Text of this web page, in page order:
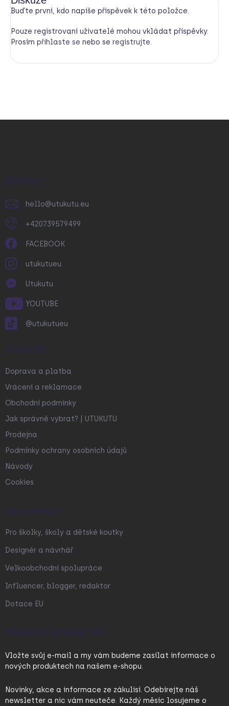
Buďte první, kdo napíše příspěvek k této položce.
Pouze registrovaní uživatelé mohou vkládat příspěvky.
Prosím přihlaste se nebo se registrujte.
KONTAKT
hello@utukutu.eu
+420739579499
FACEBOOK
utukutueu
Utukutu
YOUTUBE
@utukutueu
O NÁKUPU
Doprava a platba
Vrácení a reklamace
Obchodní podmínky
Jak správně vybrat? | UTUKUTU
Prodejna
Podmínky ochrany osobních údajů
Návody
Cookies
SPOLUPRÁCE
Pro školky, školy a dětské koutky
Designér a návrhář
Velkoobchodní spolupráce
Influencer, blogger, redaktor
Dotace EU
ODEBÍRAT NEWSLETTER
Vložte svůj e-mail a my vám budeme zasílat informace o
nových produktech na našem e-shopu.
Novinky, akce a informace ze zákulisí. Odebírejte náš
newsletter a nic vám neuteče. Každý měsíc losujeme o